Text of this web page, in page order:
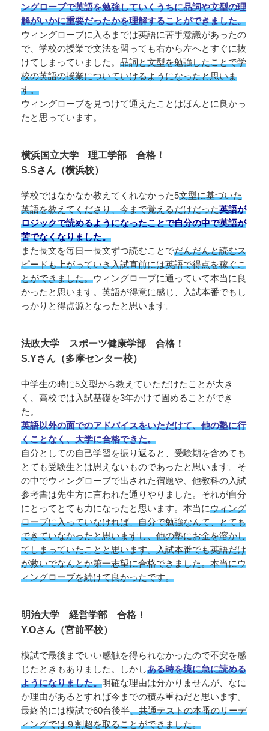
ングローブで英語を勉強していくうちに品詞や文型の理
解がいかに重要だったかを理解することができました。
ウィングローブに入るまでは英語に苦手意識があったの
で、学校の授業で文法を習っても右から左へとすぐに抜
けてしまっていました。 品詞と文型を勉強したことで学
校の英語の授業についていけるようになったと思いま
す。
ウィングローブを見つけて通えたことはほんとに良かっ
たと思っています。
横浜国立大学 理工学部 合格！
S.Sさん（横浜校）
学校ではなかなか教えてくれなかった5文型に基づいた
英語を教えてくださり、今まで覚えるだけだった英語が
ロジックで読めるようになったことで自分の中で英語が
苦でなくなりました。
また長文を毎日一長文ずつ読むことでだんだんと読むス
ピードも上がっていき入試直前には英語で得点を稼ぐこ
とができました。ウィングローブに通っていて本当に良
かったと思います。英語が得意に感じ、入試本番でもし
っかりと得点源となったと思います。
法政大学 スポーツ健康学部 合格！
S.Yさん（多摩センター校）
中学生の時に5文型から教えていただけたことが大き
く、高校では入試基礎を3年かけて固めることができ
た。
英語以外の面でのアドバイスをいただけて、他の塾に行
くことなく、大学に合格できた。
自分としての自己学習を振り返ると、受験期を含めても
とても受験生とは思えないものであったと思います。そ
の中でウィングローブで出された宿題や、他教科の入試
参考書は先生方に言われた通りやりました。それが自分
にとってとても力になったと思います。本当にウィング
ローブに入っていなければ、自分で勉強なんて、とても
できていなかったと思いますし、他の塾にお金を溶かし
てしまっていたことと思います。入試本番でも英語だけ
が救いでなんとか第一志望に合格できました。本当にウ
ィングローブを続けて良かったです。
明治大学 経営学部 合格！
Y.Oさん（宮前平校）
模試で最後までいい感触を得られなかったので不安を感
じたときもありました。しかしある時を境に急に読める
ようになりました。明確な理由は分かりませんが、なに
か理由があるとすれば今までの積み重ねだと思います。
最終的には模試で60台後半、共通テストの本番のリーデ
ィングでは９割超を取ることができました。